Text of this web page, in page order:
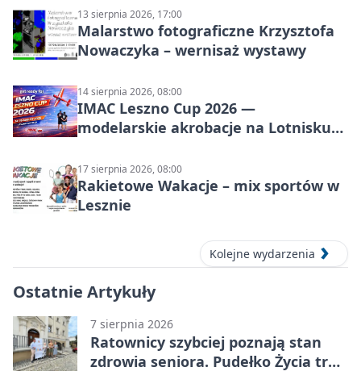
13 sierpnia 2026, 17:00
Malarstwo fotograficzne Krzysztofa
Nowaczyka – wernisaż wystawy
14 sierpnia 2026, 08:00
IMAC Leszno Cup 2026 —
modelarskie akrobacje na Lotnisku
17 sierpnia 2026, 08:00
Rakietowe Wakacje – mix sportów w
Lesznie
Kolejne wydarzenia
Ostatnie Artykuły
7 sierpnia 2026
Ratownicy szybciej poznają stan
zdrowia seniora. Pudełko Życia trafi